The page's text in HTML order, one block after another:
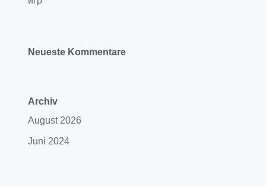
Neueste Kommentare
Archiv
August 2026
Juni 2024